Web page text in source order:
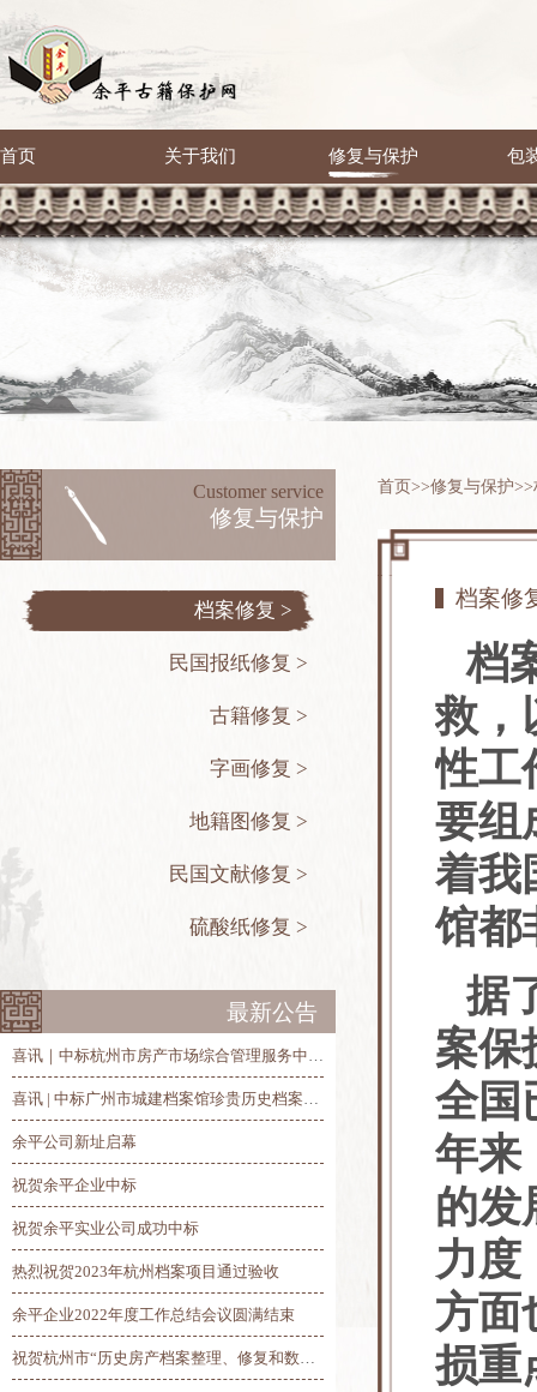
首页 关于我们 修复与保护 包
Customer service
修复与保护
档案修复 >
民国报纸修复 >
古籍修复 >
字画修复 >
地籍图修复 >
民国文献修复 >
硫酸纸修复 >
最新公告
余平公司新址启幕
祝贺余平企业中标
祝贺余平实业公司成功中标
热烈祝贺2023年杭州档案项目通过验收
余平企业2022年度工作总结会议圆满结束
首页>>修复与保护>>
档案修
档
救，
性工
要组
着我
馆都
据
案保
全国
年来
的发
力度
方面
损重